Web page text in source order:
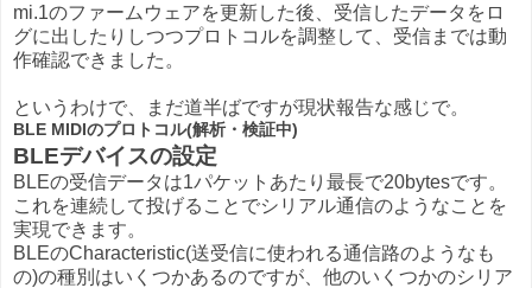
mi.1のファームウェアを更新した後、受信したデータをロ
グに出したりしつつプロトコルを調整して、受信までは動
作確認できました。
というわけで、まだ道半ばですが現状報告な感じで。
BLE MIDIのプロトコル(解析・検証中)
BLEデバイスの設定
BLEの受信データは1パケットあたり最長で20bytesです。
これを連続して投げることでシリアル通信のようなことを
実現できます。
BLEのCharacteristic(送受信に使われる通信路のようなも
の)の種別はいくつかあるのですが、他のいくつかのシリア